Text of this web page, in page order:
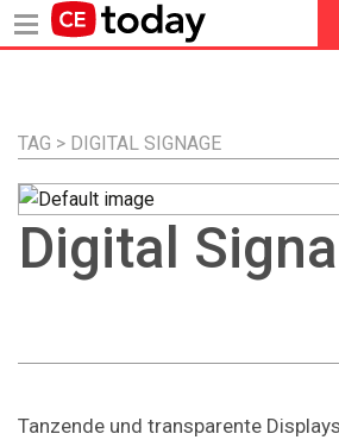
Inhalt
TAG > DIGITAL SIGNAGE
Digital
Tanzende und transparente Displays